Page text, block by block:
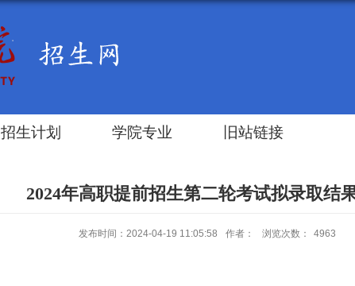
招生计划 学院专业 旧站链接
2024年高职提前招生第二轮考试拟录取结
发布时间：2024-04-19 11:05:58 作者： 浏览次数： 4963